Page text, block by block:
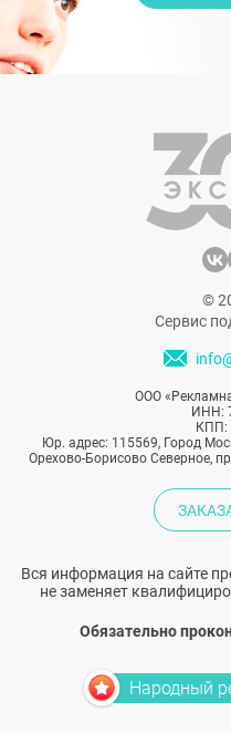
©
Сервис
ООО
ИНН:
КПП:
Юр. адрес: 115569, Город
Орехово-Борисово Северное,
Вся информация на сайте
не заменяет
Обязательно
Народный